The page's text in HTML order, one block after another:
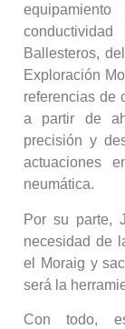
Ballesteros,
Exploración
referencias de
a partir de
precisión y
actuaciones
neumática.
Por su parte,
necesidad de
el Moraig y
será la
Con todo,